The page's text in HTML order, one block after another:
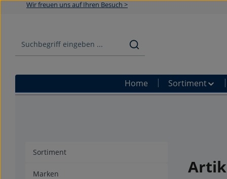
Zum Hauptinhalt springen
Zur Suche springen
Zur Hauptnavigation springen
Wir freuen uns auf Ihren Besuch >
Home Sortiment
Sortiment
Marken